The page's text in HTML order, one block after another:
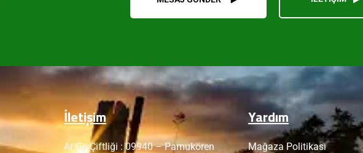
İletişim
Ar-Ge Çiftliği : 09940 – Pamukören
Yardım
Mağaza Politikası